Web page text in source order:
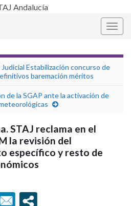
Estabilización concurso de
baremación méritos
de la SGAP ante la activación de
STAJ reclama en el
la revisión del
específico y resto de